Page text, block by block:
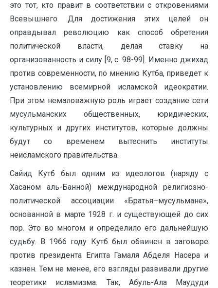
это тот, кто правит в соответствии с откровениями
Всевышнего. Для достижения этих целей он
оправдывал революцию как способ обретения
политической власти, делая ставку на
организованность и силу [9, c. 98-99]. Именно джихад
против современности, по мнению Кутба, приведет к
установлению всемирной исламской идеократии.
При этом немаловажную роль играет создание сети
мусульманских общественных, юридических,
культурных и других институтов, которые должны
будут со временем вытеснить институты
неисламского правительства.
Сайид Кутб был одним из идеологов (наряду с
Хасаном аль-Банной) международной религиозно-
политической ассоциации «Братья–мусульмане»,
основанной в марте 1928 г. и существующей до сих
пор. Это во многом и определило его дальнейшую
судьбу. В 1966 году Кутб был обвинен в заговоре
против президента Египта Гамаля Абделя Насера и
казнен. Тем не менее, его взгляды развивали другие
теоретики исламизма. Так, Абуль-Ала Маудуди